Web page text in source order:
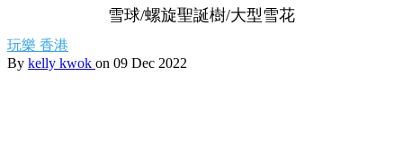
雪球/螺旋聖誕樹/大型雪花
玩樂 香港
By kelly kwok on 09 Dec 2022